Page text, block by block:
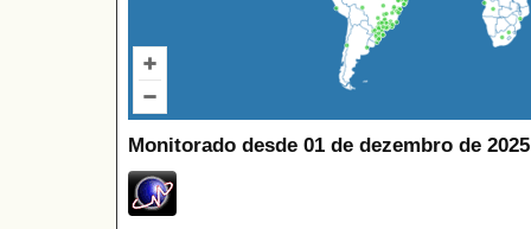
Monitorado desde 01 de dezembro de